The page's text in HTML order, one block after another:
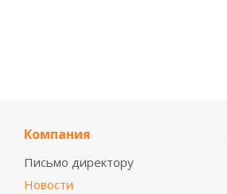
Компания
Письмо директору
Новости